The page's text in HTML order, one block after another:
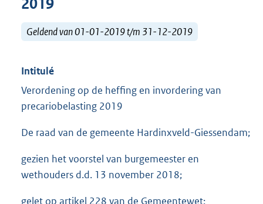
2019
Geldend van 01-01-2019 t/m 31-12-2019
Intitulé
Verordening op de heffing en invordering van
precariobelasting 2019
De raad van de gemeente Hardinxveld-Giessendam;
gezien het voorstel van burgemeester en
wethouders d.d. 13 november 2018;
gelet op artikel 228 van de Gemeentewet;